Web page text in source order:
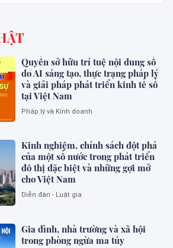
Quyền sở hữu trí tuệ nội dung số
do AI sáng tạo, thực trạng pháp lý
và giải pháp phát triển kinh tế số
tại Việt Nam
Pháp lý và Kinh doanh
Kinh nghiệm, chính sách đột phá
của một số nước trong phát triển
đô thị đặc biệt và những gợi mở
cho Việt Nam
Diễn đàn - Luật gia
Gia đình, nhà trường và xã hội
trong phòng ngừa ma túy